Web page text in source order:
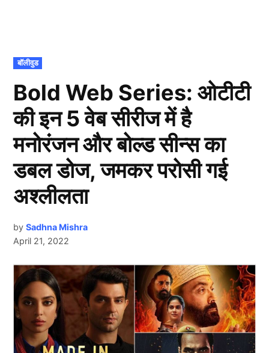
POSTED
IN
बॉलीवुड
Bold Web Series: ओटीटी
की इन 5 वेब सीरीज में है
मनोरंजन और बोल्ड सीन्स का
डबल डोज, जमकर परोसी गई
अश्लीलता
by Sadhna Mishra
April 21, 2022